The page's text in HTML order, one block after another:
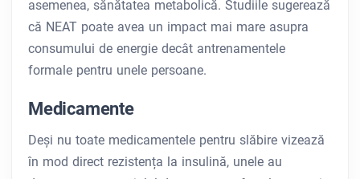
asemenea, sănătatea metabolică. Studiile sugerează
că NEAT poate avea un impact mai mare asupra
consumului de energie decât antrenamentele
formale pentru unele persoane.
Medicamente
Deși nu toate medicamentele pentru slăbire vizează
în mod direct rezistența la insulină, unele au